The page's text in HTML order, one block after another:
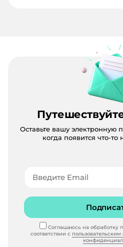
Оставьте вашу электронную
когда появится что-
Соглашаюсь на обработку
соответствии с